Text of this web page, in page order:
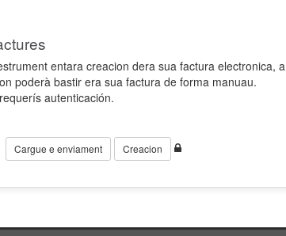
entara creacion dera sua factura electronica, a
poderà bastir era sua factura de forma manuau.
autenticación.
Cargue e enviament Creacion